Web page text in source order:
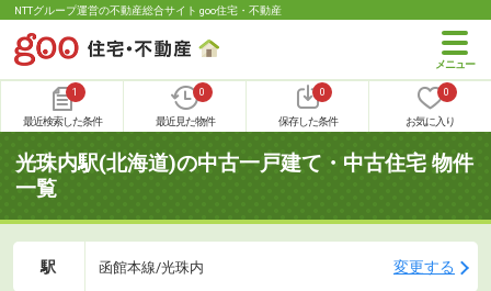
NTTグループ運営の不動産総合サイト goo住宅・不動産
1
最近検索した条件
0
最近見た物件
0
保存した条件
0
お気に入り
光珠内駅(北海道)の中古一戸建て・中古住宅 物件
一覧
駅 函館本線/光珠内 変更する